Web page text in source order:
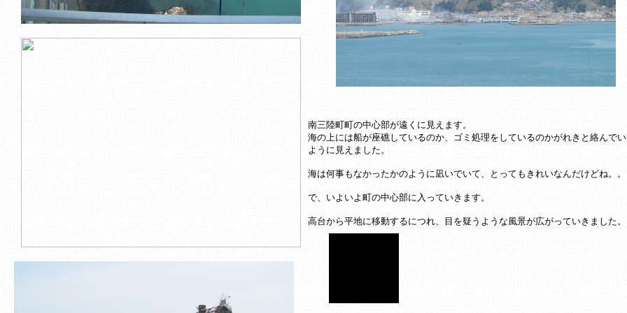
南三陸町町の中心部が遠くに見えます。
海の上には船が座礁しているのか、ゴミ処理をしているのかがれきと絡んで
ように見えました。
海は何事もなかったかのように凪いでいて、とってもきれいなんだけどね。
で、いよいよ町の中心部に入っていきます。
高台から平地に移動するにつれ、目を疑うような風景が広がっていきました。